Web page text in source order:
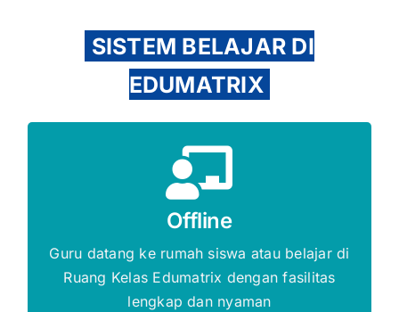
SISTEM BELAJAR DI
EDUMATRIX
Offline
Guru datang ke rumah siswa atau belajar di
Ruang Kelas Edumatrix dengan fasilitas
lengkap dan nyaman
Gratis Biaya Pendaftaran
DAFTAR SEKARANG